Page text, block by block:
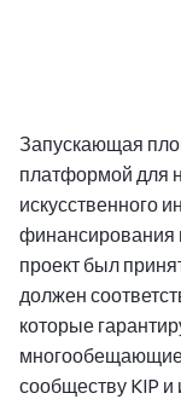
Запускающая
платформой для
искусственного
финансирования
проект был
должен
которые
сообществу KIP и